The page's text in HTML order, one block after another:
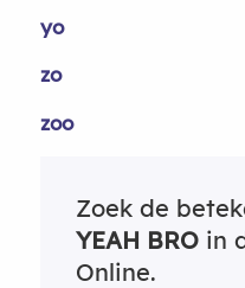
yo
zo
zoo
Zoek de
YEAH BROin
Online.